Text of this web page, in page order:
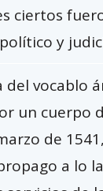
ciertos
y
vocablo
un cuerpo
de
a lo